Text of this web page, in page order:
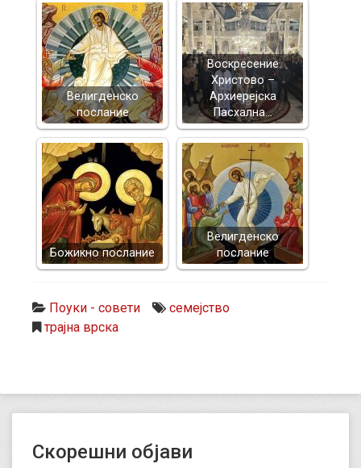
Велигденско
послание
Воскресение
Христово –
Архиерејска
Пасхална…
Божикно послание
Велигденско
послание
Поуки - совети
семејство
трајна врска
Скорешни објави